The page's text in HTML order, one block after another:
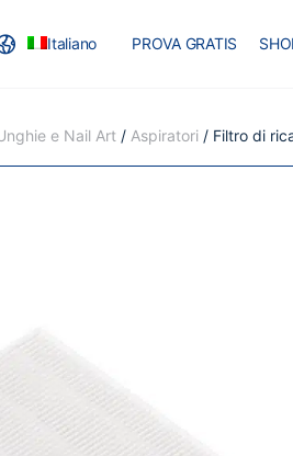
Italiano PROVA GRATIS
MASTER BLOG
e Nail Art / Aspiratori / Filtro di